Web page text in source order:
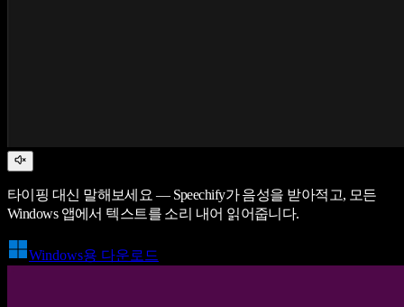
타이핑 대신 말해보세요 — Speechify가 음성을 받아적고, 모든
Windows 앱에서 텍스트를 소리 내어 읽어줍니다.
Windows용 다운로드